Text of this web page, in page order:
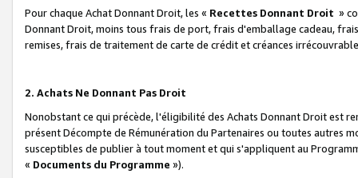
Pour chaque Achat Donnant Droit, les « Recettes Donnant Droit »
Donnant Droit, moins tous frais de port, frais d'emballage cadeau,
remises, frais de traitement de carte de crédit et créances
2. Achats Ne Donnant Pas Droit
Nonobstant ce qui précède, l'éligibilité des Achats Donnant Droit est
présent Décompte de Rémunération du Partenaires ou toutes autres
susceptibles de publier à tout moment et qui s'appliquent au
« Documents du Programme »).